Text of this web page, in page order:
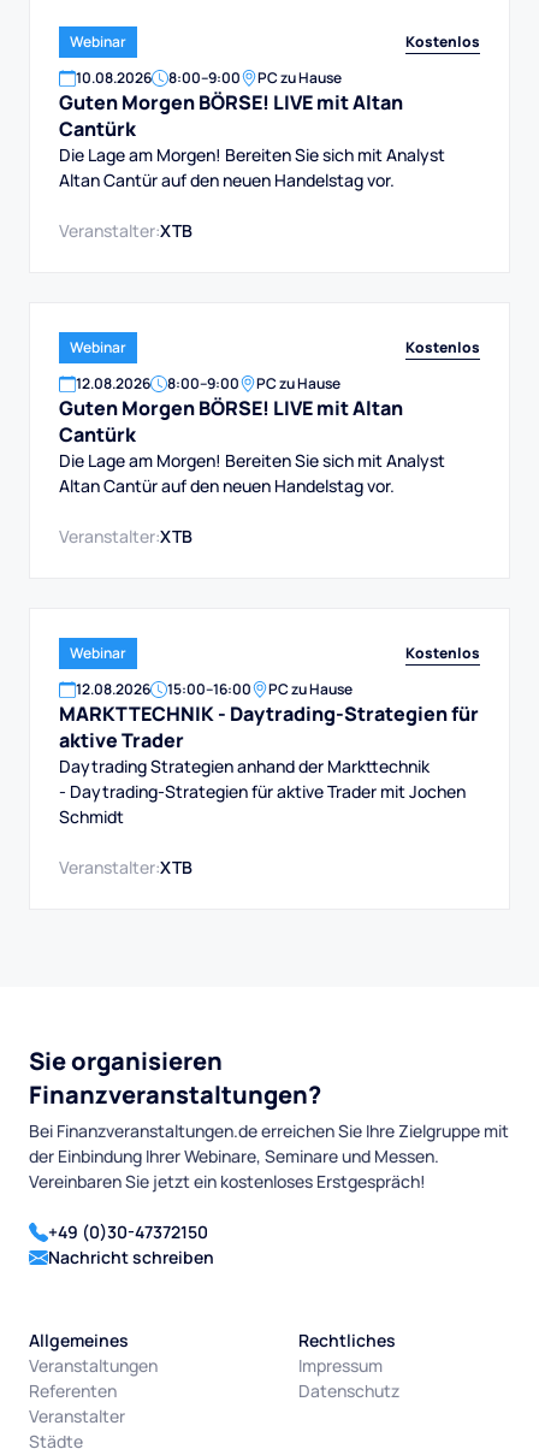
Webinar
Kostenlos
10.08.2026 8:00–9:00 PC zu Hause
Guten Morgen BÖRSE! LIVE mit Altan
Cantürk
Die Lage am Morgen! Bereiten Sie sich mit Analyst
Altan Cantür auf den neuen Handelstag vor.
Veranstalter:XTB
Webinar
Kostenlos
12.08.2026 8:00–9:00 PC zu Hause
Guten Morgen BÖRSE! LIVE mit Altan
Cantürk
Die Lage am Morgen! Bereiten Sie sich mit Analyst
Altan Cantür auf den neuen Handelstag vor.
Veranstalter:XTB
Webinar
Kostenlos
12.08.2026 15:00–16:00 PC zu Hause
MARKTTECHNIK - Daytrading-Strategien für
aktive Trader
Daytrading Strategien anhand der Markttechnik
- Daytrading-Strategien für aktive Trader mit Jochen
Schmidt
Veranstalter:XTB
Sie organisieren
Finanzveranstaltungen?
Bei Finanzveranstaltungen.de erreichen Sie Ihre Zielgruppe mit
der Einbindung Ihrer Webinare, Seminare und Messen.
Vereinbaren Sie jetzt ein kostenloses Erstgespräch!
+49 (0)30-47372150
Nachricht schreiben
Allgemeines
Veranstaltungen
Referenten
Veranstalter
Städte
Rechtliches
Impressum
Datenschutz